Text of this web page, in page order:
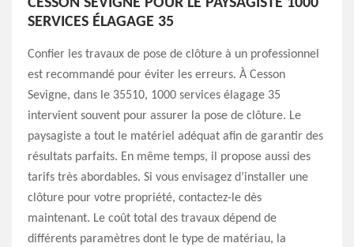
SERVICES ÉLAGAGE 35
Confier les travaux de pose de clôture à un professionnel
est recommandé pour éviter les erreurs. À Cesson
Sevigne, dans le 35510, 1000 services élagage 35
intervient souvent pour assurer la pose de clôture. Le
paysagiste a tout le matériel adéquat afin de garantir des
résultats parfaits. En même temps, il propose aussi des
tarifs très abordables. Si vous envisagez d’installer une
clôture pour votre propriété, contactez-le dès
maintenant. Le coût total des travaux dépend de
différents paramètres dont le type de matériau, la